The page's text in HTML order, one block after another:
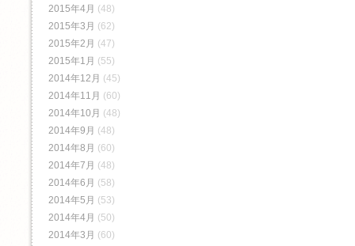
2015年4月 (48)
2015年3月 (62)
2015年2月 (47)
2015年1月 (55)
2014年12月 (45)
2014年11月 (60)
2014年10月 (48)
2014年9月 (48)
2014年8月 (60)
2014年7月 (48)
2014年6月 (58)
2014年5月 (53)
2014年4月 (50)
2014年3月 (60)